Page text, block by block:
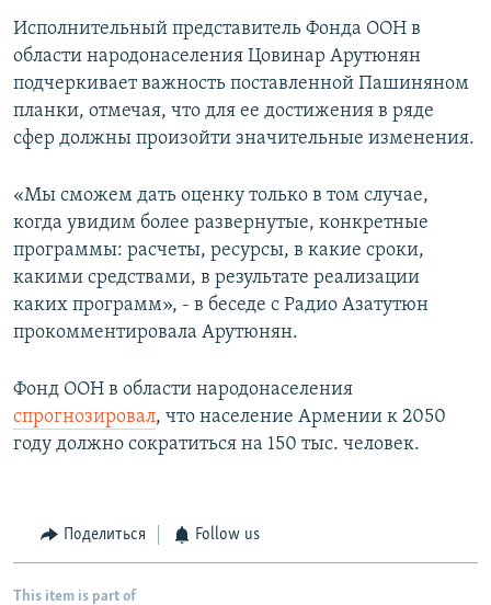
Исполнительный представитель Фонда ООН в
области народонаселения Цовинар Арутюнян
подчеркивает важность поставленной Пашиняном
планки, отмечая, что для ее достижения в ряде
сфер должны произойти значительные изменения.
«Мы сможем дать оценку только в том случае,
когда увидим более развернутые, конкретные
программы: расчеты, ресурсы, в какие сроки,
какими средствами, в результате реализации
каких программ», - в беседе с Радио Азатутюн
прокомментировала Арутюнян.
Фонд ООН в области народонаселения
спрогнозировал, что население Армении к 2050
году должно сократиться на 150 тыс. человек.
Поделиться Follow us
This item is part of